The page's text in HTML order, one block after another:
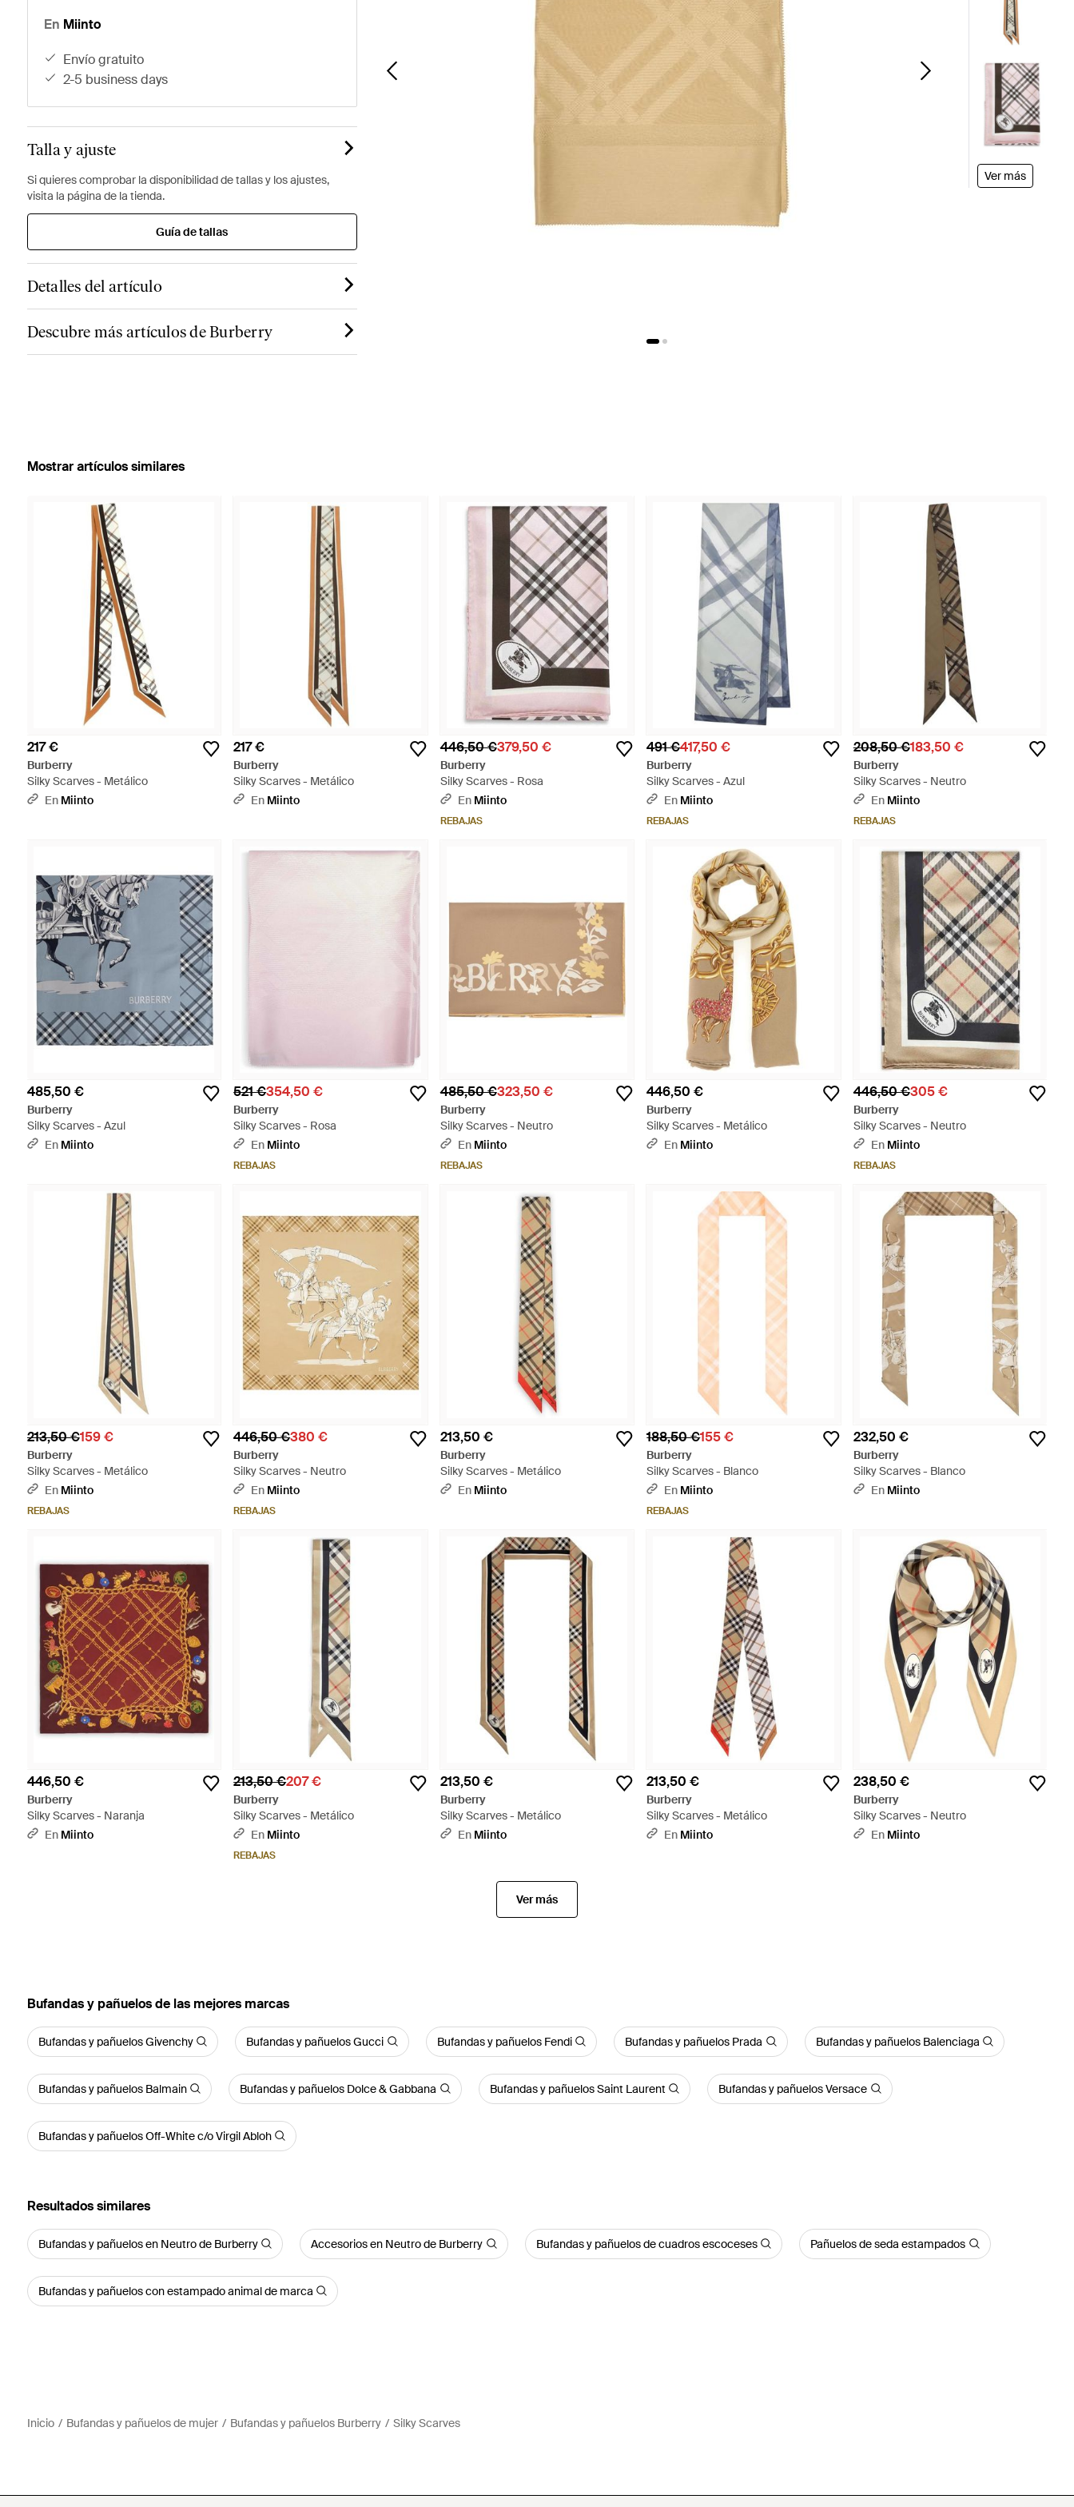
En Miinto
envío gratuito
2-5 business days
Talla y ajuste
Si quieres comprobar la disponibilidad de tallas y los ajustes,
visita la página de la tienda.
Guía de tallas
Detalles del artículo
Descubre más artículos de Burberry
Ver más
Mostrar artículos similares
217 €
Burberry
Silky Scarves - Metálico
En Miinto
217 €
Burberry
Silky Scarves - Metálico
En Miinto
446,50 €379,50 €
Burberry
Silky Scarves - Rosa
En Miinto
REBAJAS
491 €417,50 €
Burberry
Silky Scarves - Azul
En Miinto
REBAJAS
208,50 €183,50 €
Burberry
Silky Scarves - Neutro
En Miinto
REBAJAS
485,50 €
Burberry
Silky Scarves - Azul
En Miinto
521 €354,50 €
Burberry
Silky Scarves - Rosa
En Miinto
REBAJAS
485,50 €323,50 €
Burberry
Silky Scarves - Neutro
En Miinto
REBAJAS
446,50 €
Burberry
Silky Scarves - Metálico
En Miinto
446,50 €305 €
Burberry
Silky Scarves - Neutro
En Miinto
REBAJAS
213,50 €159 €
Burberry
Silky Scarves - Metálico
En Miinto
REBAJAS
446,50 €380 €
Burberry
Silky Scarves - Neutro
En Miinto
REBAJAS
213,50 €
Burberry
Silky Scarves - Metálico
En Miinto
188,50 €155 €
Burberry
Silky Scarves - Blanco
En Miinto
REBAJAS
232,50 €
Burberry
Silky Scarves - Blanco
En Miinto
446,50 €
Burberry
Silky Scarves - Naranja
En Miinto
213,50 €207 €
Burberry
Silky Scarves - Metálico
En Miinto
REBAJAS
213,50 €
Burberry
Silky Scarves - Metálico
En Miinto
213,50 €
Burberry
Silky Scarves - Metálico
En Miinto
238,50 €
Burberry
Silky Scarves - Neutro
En Miinto
Ver más
Bufandas y pañuelos de las mejores marcas
Bufandas y pañuelos Givenchy Bufandas y pañuelos Gucci Bufandas y pañuelos Fendi Bufandas y pañuelos Prada Bufandas y pañuelos Balenciaga
Bufandas y pañuelos Balmain Bufandas y pañuelos Dolce & Gabbana Bufandas y pañuelos Saint Laurent Bufandas y pañuelos Versace
Bufandas y pañuelos Off-White c/o Virgil Abloh
Resultados similares
Bufandas y pañuelos en Neutro de Burberry Accesorios en Neutro de Burberry Bufandas y pañuelos de cuadros escoceses Pañuelos de seda estampados
Bufandas y pañuelos con estampado animal de marca
Inicio Bufandas y pañuelos de mujer Bufandas y pañuelos Burberry Silky Scarves